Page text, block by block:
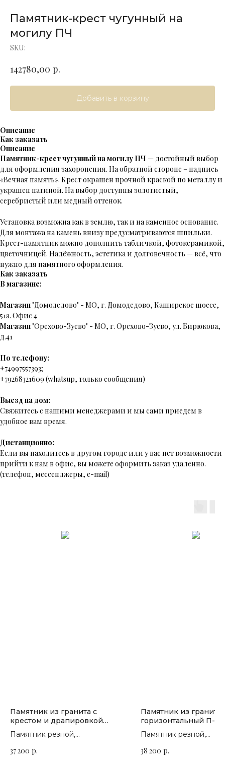
Памятник-крест чугунный на
могилу ПЧ
SKU:
142780,00 р.
Добавить в корзину
Описание
Как заказать
Описание
Памятник-крест чугунный на могилу ПЧ — достойный выбор
для оформления захоронения. На обратной стороне – надпись
«Вечная память». Крест окрашен прочной краской по металлу и
украшен патиной. На выбор доступны золотистый,
серебристый или медный оттенок.
Установка возможна как в землю, так и на каменное основание.
Для монтажа на камень внизу предусматриваются шпильки.
Крест-памятник можно дополнить табличкой, фотокерамикой,
цветочницей. Надёжность, эстетика и долговечность — всё, что
нужно для памятного оформления.
Как заказать
В магазине:
Магазин"Домодедово" - МО, г. Домодедово, Каширское шоссе,
51а. Офис 4
Магазин"Орехово-Зуево" - МО, г. Орехово-Зуево, ул. Бирюкова,
д.41
По телефону:
+74997557393;
+79268321609 (whatsup, только сообщения)
Выезд на дом:
Свяжитесь с нашими менеджерами и мы сами приедем в
удобное вам время.
Дистанционно:
Если вы находитесь в другом городе или у вас нет возможности
прийти к нам в офис, вы можете оформить заказ удаленно.
(телефон, мессенджеры, e-mail)
Памятник из гранита с
крестом и драпировкой
П-177
Памятник резной,
на выбор
37 200 р.
Памятник из гранита
горизонтальный П-
Памятник резной,
на выбор
38 200 р.